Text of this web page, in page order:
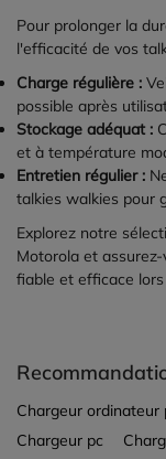
Pour prolonger la
l'efficacité de vos
Charge régulière :
possible après
Stockage adéquat :
et à température
Entretien régulier :
talkies walkies pour
Explorez notre
Motorola et
fiable et efficace
Chargeur ordinateur
Chargeur pc